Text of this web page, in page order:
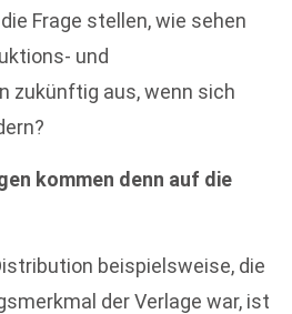
Frage stellen, wie sehen
und
zukünftig aus, wenn sich
kommen denn auf die
beispielsweise, die
der Verlage war, ist